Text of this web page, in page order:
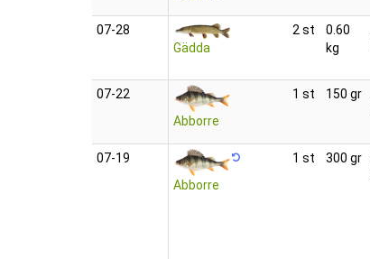
07‑28
Gädda
2 st
0.60
kg
07‑22
Abborre
1 st 150 gr
07‑19
Abborre
1 st 300 gr